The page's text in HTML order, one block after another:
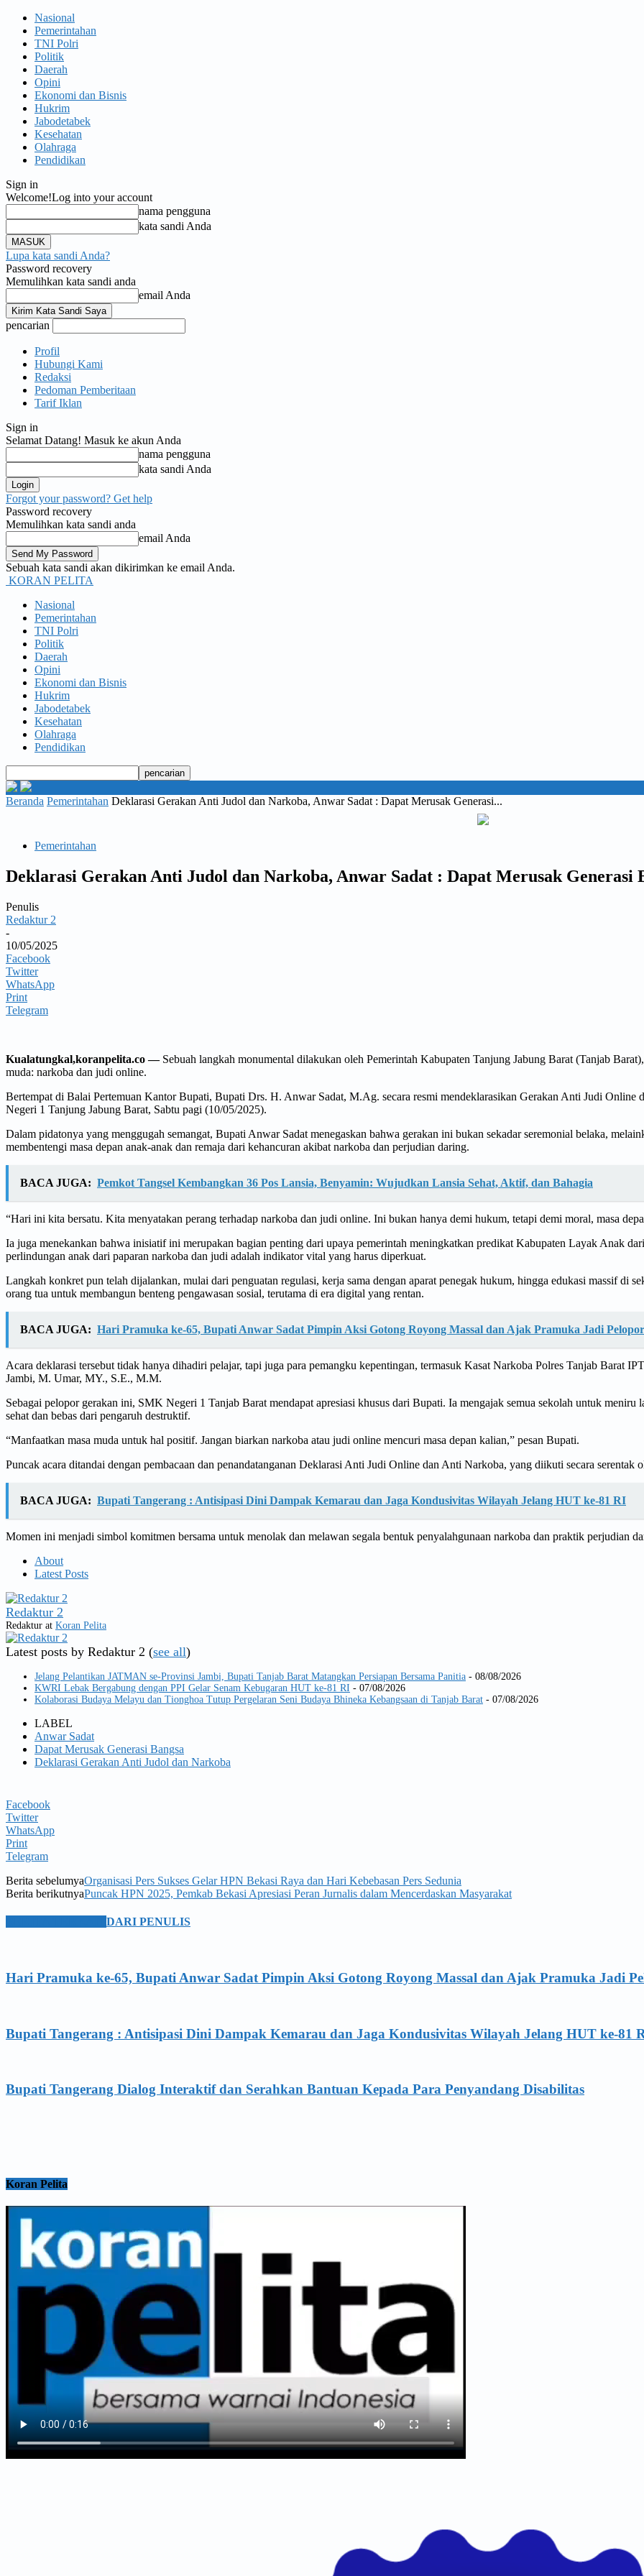
Nasional
Pemerintahan
TNI Polri
Politik
Daerah
Opini
Ekonomi dan Bisnis
Hukrim
Jabodetabek
Kesehatan
Olahraga
Pendidikan
Sign in
Welcome!Log into your account
nama pengguna
kata sandi Anda
Lupa kata sandi Anda?
Password recovery
Memulihkan kata sandi anda
email Anda
pencarian
Profil
Hubungi Kami
Redaksi
Pedoman Pemberitaan
Tarif Iklan
Sign in
Selamat Datang! Masuk ke akun Anda
nama pengguna
kata sandi Anda
Forgot your password? Get help
Password recovery
Memulihkan kata sandi anda
email Anda
Sebuah kata sandi akan dikirimkan ke email Anda.
KORAN PELITA
Nasional
Pemerintahan
TNI Polri
Politik
Daerah
Opini
Ekonomi dan Bisnis
Hukrim
Jabodetabek
Kesehatan
Olahraga
Pendidikan
Beranda Pemerintahan Deklarasi Gerakan Anti Judol dan Narkoba, Anwar Sadat : Dapat Merusak Generasi...
Pemerintahan
Deklarasi Gerakan Anti Judol dan Narkoba, Anwar Sadat : Dapat Merusak Generasi
Penulis
Redaktur 2
-
10/05/2025
Facebook
Twitter
WhatsApp
Print
Telegram
Kualatungkal,koranpelita.co —Sebuah langkah monumental dilakukan oleh Pemerintah Kabupaten Tanjung Jabung Barat (Tanjab
muda: narkoba dan judi online.
Bertempat di Balai Pertemuan Kantor Bupati, Bupati Drs. H. Anwar Sadat, M.Ag. secara resmi mendeklarasikan Gerakan Anti Judi Online
Negeri 1 Tanjung Jabung Barat, Sabtu pagi (10/05/2025).
Dalam pidatonya yang menggugah semangat, Bupati Anwar Sadat menegaskan bahwa gerakan ini bukan sekadar seremonial belaka,
membentengi masa depan anak-anak dan remaja dari kehancuran akibat narkoba dan perjudian daring.
BACA JUGA: Pemkot Tangsel Kembangkan 36 Pos Lansia, Benyamin: Wujudkan Lansia Sehat, Aktif, dan Bahagia
“Hari ini kita bersatu. Kita menyatakan perang terhadap narkoba dan judi online. Ini bukan hanya demi hukum, tetapi demi moral, masa
Ia juga menekankan bahwa inisiatif ini merupakan bagian penting dari upaya pemerintah meningkatkan predikat Kabupaten Layak Anak
perlindungan anak dari paparan narkoba dan judi adalah indikator vital yang harus diperkuat.
Langkah konkret pun telah dijalankan, mulai dari penguatan regulasi, kerja sama dengan aparat penegak hukum, hingga edukasi massif di
orang tua untuk membangun benteng pengawasan sosial, terutama di era digital yang rentan.
BACA JUGA: Hari Pramuka ke-65, Bupati Anwar Sadat Pimpin Aksi Gotong Royong Massal dan Ajak Pramuka Jadi
Acara deklarasi tersebut tidak hanya dihadiri pelajar, tapi juga para pemangku kepentingan, termasuk Kasat Narkoba Polres Tanjab Barat
Jambi, M. Umar, MY., S.E., M.M.
Sebagai pelopor gerakan ini, SMK Negeri 1 Tanjab Barat mendapat apresiasi khusus dari Bupati. Ia mengajak semua sekolah untuk
sehat dan bebas dari pengaruh destruktif.
“Manfaatkan masa muda untuk hal positif. Jangan biarkan narkoba atau judi online mencuri masa depan kalian,” pesan Bupati.
Puncak acara ditandai dengan pembacaan dan penandatanganan Deklarasi Anti Judi Online dan Anti Narkoba, yang diikuti secara serentak
BACA JUGA: Bupati Tangerang : Antisipasi Dini Dampak Kemarau dan Jaga Kondusivitas Wilayah Jelang HUT ke-81 RI
Momen ini menjadi simbol komitmen bersama untuk menolak dan melawan segala bentuk penyalahgunaan narkoba dan praktik perjudian
About
Latest Posts
Redaktur 2
Redaktur at Koran Pelita
Latest posts by Redaktur 2 (see all)
Jelang Pelantikan JATMAN se-Provinsi Jambi, Bupati Tanjab Barat Matangkan Persiapan Bersama Panitia - 08/08/2026
KWRI Lebak Bergabung dengan PPI Gelar Senam Kebugaran HUT ke-81 RI - 07/08/2026
Kolaborasi Budaya Melayu dan Tionghoa Tutup Pergelaran Seni Budaya Bhineka Kebangsaan di Tanjab Barat - 07/08/2026
LABEL
Anwar Sadat
Dapat Merusak Generasi Bangsa
Deklarasi Gerakan Anti Judol dan Narkoba
Facebook
Twitter
WhatsApp
Print
Telegram
Berita sebelumyaOrganisasi Pers Sukses Gelar HPN Bekasi Raya dan Hari Kebebasan Pers Sedunia
Berita berikutnyaPuncak HPN 2025, Pemkab Bekasi Apresiasi Peran Jurnalis dalam Mencerdaskan Masyarakat
DARI PENULIS
Hari Pramuka ke-65, Bupati Anwar Sadat Pimpin Aksi Gotong Royong Massal dan Ajak Pramuka Jadi
Bupati Tangerang : Antisipasi Dini Dampak Kemarau dan Jaga Kondusivitas Wilayah Jelang HUT ke-81
Bupati Tangerang Dialog Interaktif dan Serahkan Bantuan Kepada Para Penyandang Disabilitas
Koran Pelita